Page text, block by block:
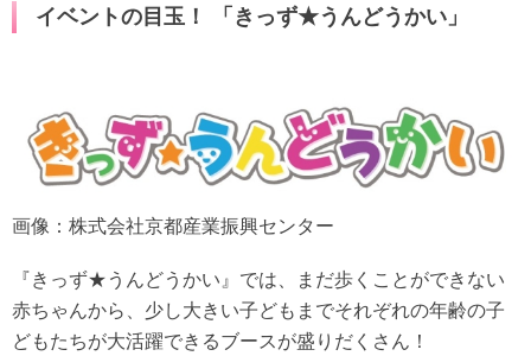
イベントの目玉！ 「きっず★うんどうかい」
画像：株式会社京都産業振興センター
『きっず★うんどうかい』では、まだ歩くことができない
赤ちゃんから、少し大きい子どもまでそれぞれの年齢の子
どもたちが大活躍できるブースが盛りだくさん！